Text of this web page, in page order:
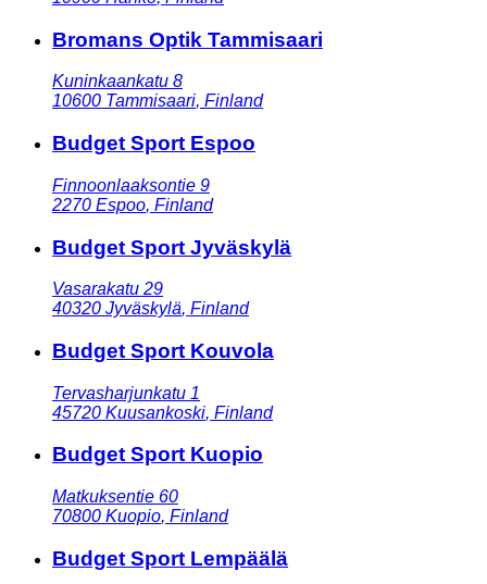
Bromans Optik Tammisaari
Kuninkaankatu 8
10600 Tammisaari, Finland
Budget Sport Espoo
Finnoonlaaksontie 9
2270 Espoo, Finland
Budget Sport Jyväskylä
Vasarakatu 29
40320 Jyväskylä, Finland
Budget Sport Kouvola
Tervasharjunkatu 1
45720 Kuusankoski, Finland
Budget Sport Kuopio
Matkuksentie 60
70800 Kuopio, Finland
Budget Sport Lempäälä